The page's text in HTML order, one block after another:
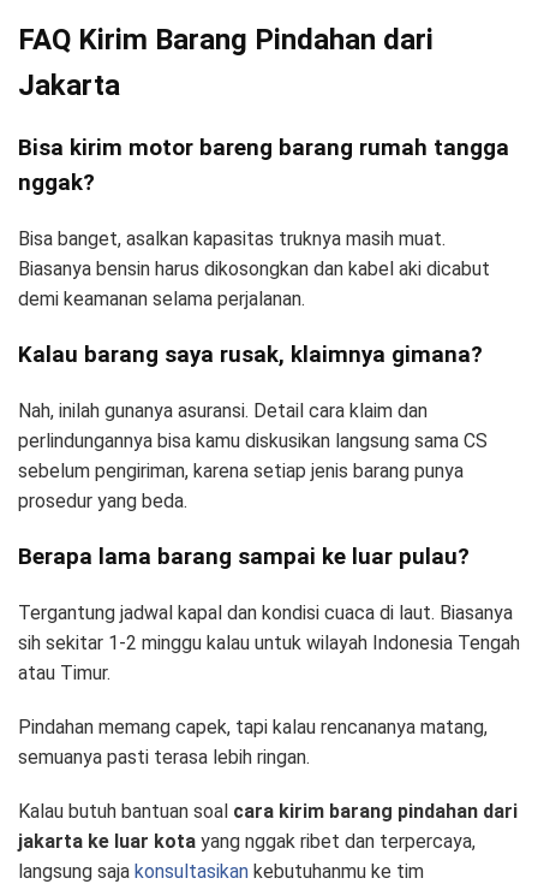
FAQ Kirim Barang Pindahan dari
Jakarta
Bisa kirim motor bareng barang rumah tangga
nggak?
Bisa banget, asalkan kapasitas truknya masih muat.
Biasanya bensin harus dikosongkan dan kabel aki dicabut
demi keamanan selama perjalanan.
Kalau barang saya rusak, klaimnya gimana?
Nah, inilah gunanya asuransi. Detail cara klaim dan
perlindungannya bisa kamu diskusikan langsung sama CS
sebelum pengiriman, karena setiap jenis barang punya
prosedur yang beda.
Berapa lama barang sampai ke luar pulau?
Tergantung jadwal kapal dan kondisi cuaca di laut. Biasanya
sih sekitar 1-2 minggu kalau untuk wilayah Indonesia Tengah
atau Timur.
Pindahan memang capek, tapi kalau rencananya matang,
semuanya pasti terasa lebih ringan.
Kalau butuh bantuan soal cara kirim barang pindahan dari
jakarta ke luar kota yang nggak ribet dan terpercaya,
langsung saja konsultasikan kebutuhanmu ke tim